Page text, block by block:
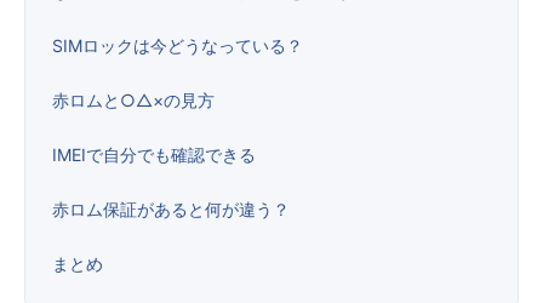
SIMロックは今どうなっている？
赤ロムと○△×の見方
IMEIで自分でも確認できる
赤ロム保証があると何が違う？
まとめ